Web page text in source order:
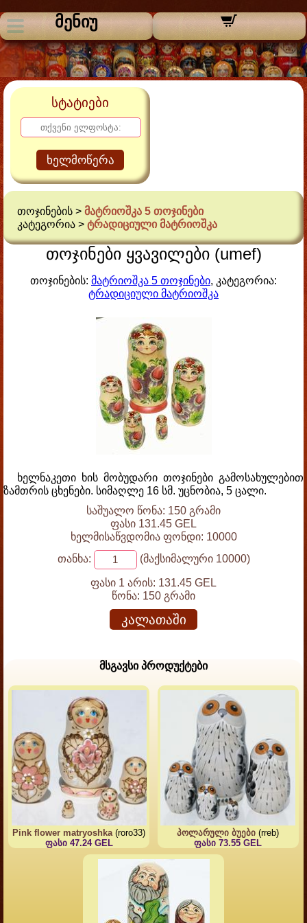
მენიუ
სტატიები
ხელმოწერა
თოჯინების > მატრიოშკა 5 თოჯინები
კატეგორია > ტრადიციული მატრიოშკა
თოჯინები ყვავილები (umef)
თოჯინების: მატრიოშკა 5 თოჯინები, კატეგორია:
ტრადიციული მატრიოშკა
ხელნაკეთი ხის მობუდარი თოჯინები გამოსახულებით
ზამთრის ცხენები. სიმაღლე 16 სმ. უცნობია, 5 ცალი.
საშუალო წონა: 150 გრამი
ფასი 131.45 GEL
ხელმისაწვდომია ფონდი: 10000
თანხა:
(მაქსიმალური 10000)
ფასი 1 არის: 131.45 GEL
წონა: 150 გრამი
კალათაში
მსგავსი პროდუქტები
Pink flower matryoshka(roro33)
ფასი 47.24 GEL
პოლარული ბუები (rreb)
ფასი 73.55 GEL